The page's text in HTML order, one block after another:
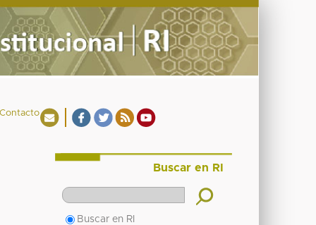
Buscar en RI
Buscar en RI